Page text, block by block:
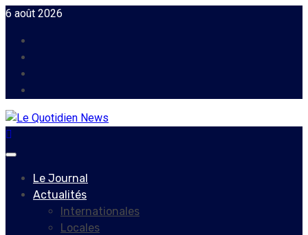
Skip
content
6 août 2026
Primary
Le Journal
Actualités
Internationales
Locales